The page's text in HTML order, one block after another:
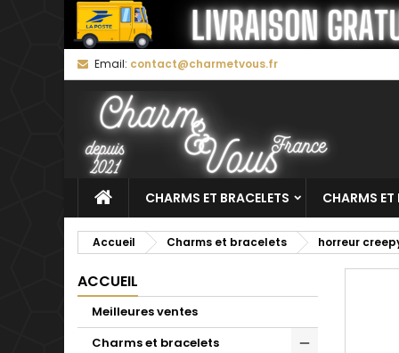
Email: contact@charmetvous.fr
CHARMS ET BRACELETS CHARMS ET
Accueil Charms et bracelets horreur
ACCUEIL
Meilleures ventes
Charms et bracelets